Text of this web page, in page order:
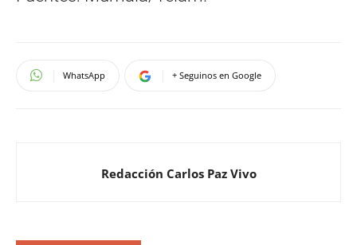
WhatsApp + Seguinos en Google
Redacción Carlos Paz Vivo